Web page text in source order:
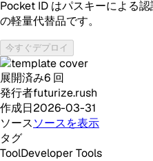
Pocket ID はパスキーによる
の軽量代替品です。
今すぐデプロイ
展開済み6 回
発行者futurize.rush
作成日2026-03-31
ソースソースを表示
タグ
ToolDeveloper Tools